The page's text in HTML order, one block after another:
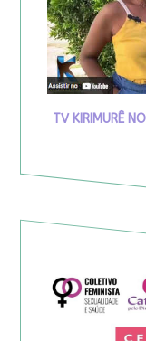
TV KIRIMURÊ